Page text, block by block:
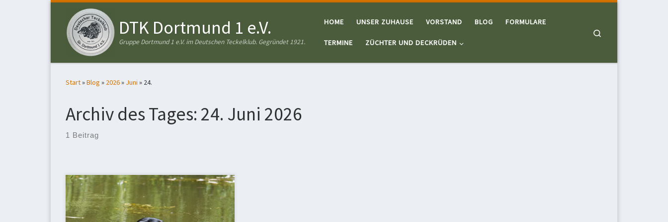
Zum Inhalt springen
DTK Dortmund 1 e.V.
Gruppe Dortmund 1 e.V. im Deutschen Teckelklub. Gegründet 1921.
HOME UNSER ZUHAUSE VORSTAND BLOG FORMULARE
TERMINE ZÜCHTER UND DECKRÜDEN
Start»Blog » 2026» Juni » 24.
Archiv des Tages: 24. Juni 2026
1 Beitrag
Bei hochsommerlichen Temperaturen nahmen
sieben Teckel an unserem Wassertest teil. Nach
Begrüßung und Frühstück wurden die